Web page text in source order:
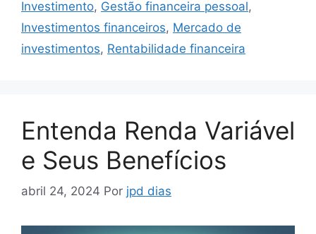
Investimento, Gestão financeira pessoal,
Investimentos financeiros, Mercado de
investimentos, Rentabilidade financeira
Entenda Renda Variável
e Seus Benefícios
abril 24, 2024 Por jpd dias